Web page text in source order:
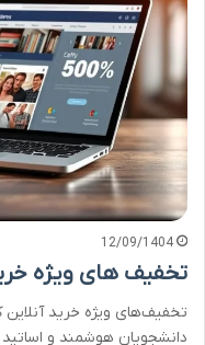
12/09/1404
تخفیف های ویژه
تخفیف‌های ویژه خرید آنلاین
دانشجویان هوشمند و